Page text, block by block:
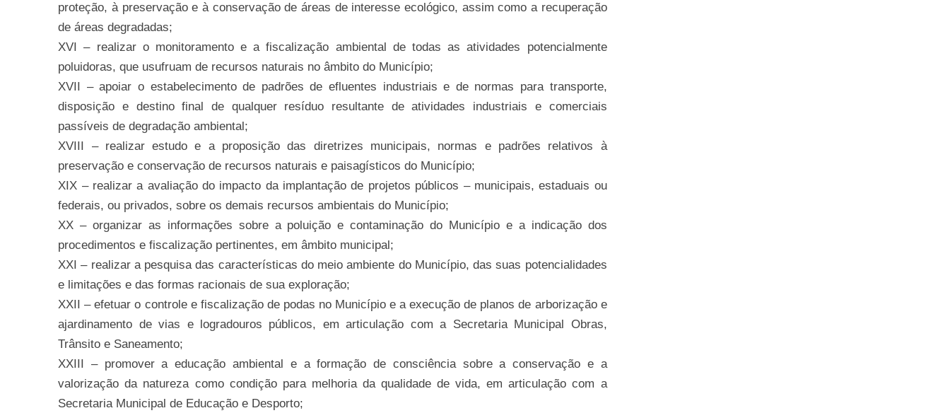
proteção, à preservação e à conservação de áreas de interesse ecológico, assim como a recuperação
de áreas degradadas;
XVI – realizar o monitoramento e a fiscalização ambiental de todas as atividades potencialmente
poluidoras, que usufruam de recursos naturais no âmbito do Município;
XVII – apoiar o estabelecimento de padrões de efluentes industriais e de normas para transporte,
disposição e destino final de qualquer resíduo resultante de atividades industriais e comerciais
passíveis de degradação ambiental;
XVIII – realizar estudo e a proposição das diretrizes municipais, normas e padrões relativos à
preservação e conservação de recursos naturais e paisagísticos do Município;
XIX – realizar a avaliação do impacto da implantação de projetos públicos – municipais, estaduais ou
federais, ou privados, sobre os demais recursos ambientais do Município;
XX – organizar as informações sobre a poluição e contaminação do Município e a indicação dos
procedimentos e fiscalização pertinentes, em âmbito municipal;
XXI – realizar a pesquisa das características do meio ambiente do Município, das suas potencialidades
e limitações e das formas racionais de sua exploração;
XXII – efetuar o controle e fiscalização de podas no Município e a execução de planos de arborização e
ajardinamento de vias e logradouros públicos, em articulação com a Secretaria Municipal Obras,
Trânsito e Saneamento;
XXIII – promover a educação ambiental e a formação de consciência sobre a conservação e a
valorização da natureza como condição para melhoria da qualidade de vida, em articulação com a
Secretaria Municipal de Educação e Desporto;